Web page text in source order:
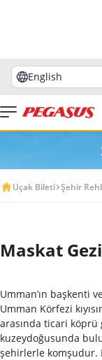
English
Uçak Bileti Şehir
Maskat
Umman’ın başkenti
Umman Körfezi
arasında ticari köprü
kuzeydoğusunda
şehirlerle komşudur.